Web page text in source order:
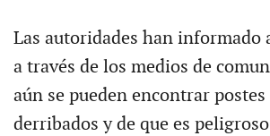
Las autoridades han informado
a través de los medios de
aún se pueden encontrar
derribados y de que es